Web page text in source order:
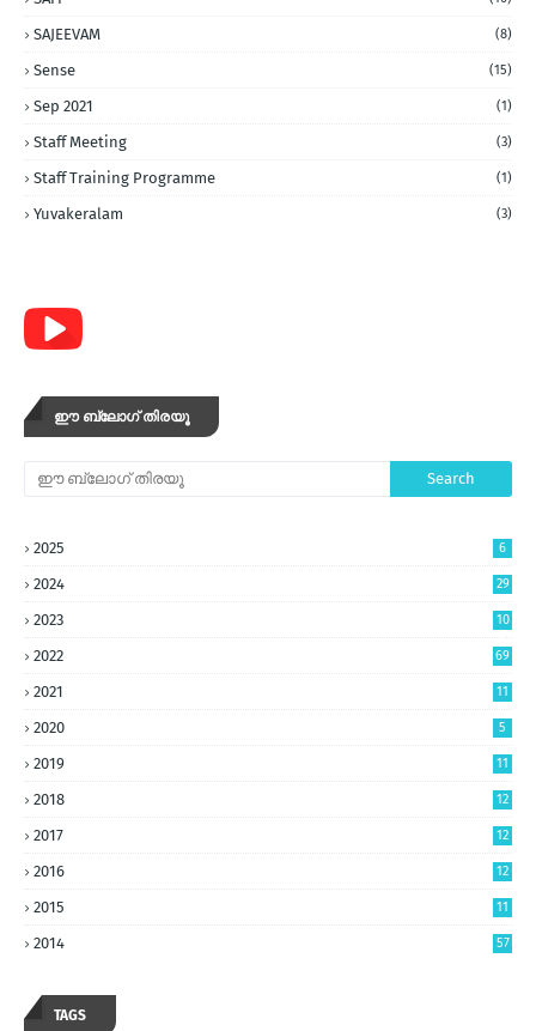
SAJEEVAM (8)
Sense (15)
Sep 2021 (1)
Staff Meeting (3)
Staff Training Programme (1)
Yuvakeralam (3)
ഈ ബ്ലോഗ് തിരയൂ
2025 6
2024 29
2023
10
2022 69
2021 11
2020 5
2019 11
2018 12
2017 12
2016 12
2015 11
2014 57
TAGS